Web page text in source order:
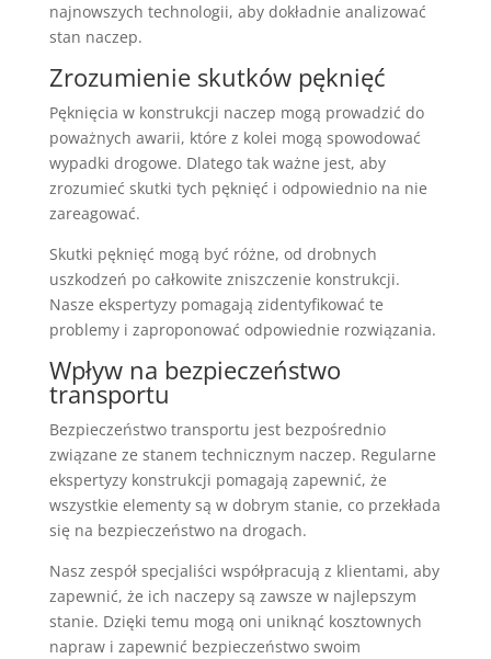
najnowszych technologii, aby dokładnie analizować
stan naczep.
Zrozumienie skutków pęknięć
Pęknięcia w konstrukcji naczep mogą prowadzić do
poważnych awarii, które z kolei mogą spowodować
wypadki drogowe. Dlatego tak ważne jest, aby
zrozumieć skutki tych pęknięć i odpowiednio na nie
zareagować.
Skutki pęknięć mogą być różne, od drobnych
uszkodzeń po całkowite zniszczenie konstrukcji.
Nasze ekspertyzy pomagają zidentyfikować te
problemy i zaproponować odpowiednie rozwiązania.
Wpływ na bezpieczeństwo
transportu
Bezpieczeństwo transportu jest bezpośrednio
związane ze stanem technicznym naczep. Regularne
ekspertyzy konstrukcji pomagają zapewnić, że
wszystkie elementy są w dobrym stanie, co przekłada
się na bezpieczeństwo na drogach.
Nasz zespół specjaliści współpracują z klientami, aby
zapewnić, że ich naczepy są zawsze w najlepszym
stanie. Dzięki temu mogą oni uniknąć kosztownych
napraw i zapewnić bezpieczeństwo swoim